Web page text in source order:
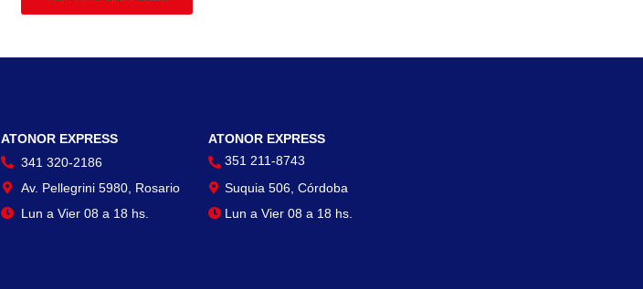
ATONOR EXPRESS
341 320-2186
Av. Pellegrini 5980, Rosario
Lun a Vier 08 a 18 hs.
ATONOR EXPRESS
351 211-8743
Suquia 506, Córdoba
Lun a Vier 08 a 18 hs.